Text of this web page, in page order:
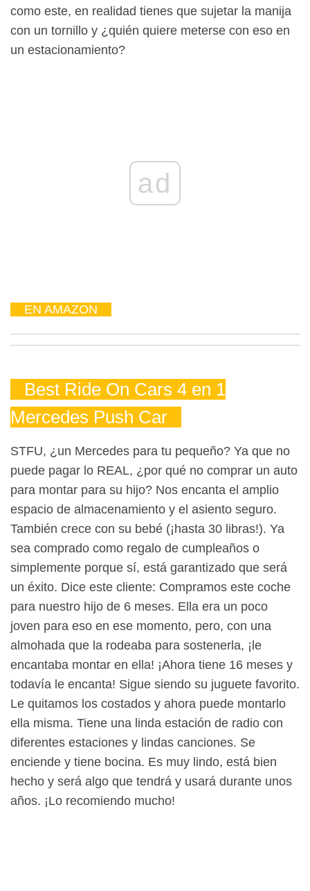
como este, en realidad tienes que sujetar la manija
con un tornillo y ¿quién quiere meterse con eso en
un estacionamiento?
ad
EN AMAZON
Best Ride On Cars 4 en 1
Mercedes Push Car
STFU, ¿un Mercedes para tu pequeño? Ya que no
puede pagar lo REAL, ¿por qué no comprar un auto
para montar para su hijo? Nos encanta el amplio
espacio de almacenamiento y el asiento seguro.
También crece con su bebé (¡hasta 30 libras!). Ya
sea comprado como regalo de cumpleaños o
simplemente porque sí, está garantizado que será
un éxito. Dice este cliente: Compramos este coche
para nuestro hijo de 6 meses. Ella era un poco
joven para eso en ese momento, pero, con una
almohada que la rodeaba para sostenerla, ¡le
encantaba montar en ella! ¡Ahora tiene 16 meses y
todavía le encanta! Sigue siendo su juguete favorito.
Le quitamos los costados y ahora puede montarlo
ella misma. Tiene una linda estación de radio con
diferentes estaciones y lindas canciones. Se
enciende y tiene bocina. Es muy lindo, está bien
hecho y será algo que tendrá y usará durante unos
años. ¡Lo recomiendo mucho!